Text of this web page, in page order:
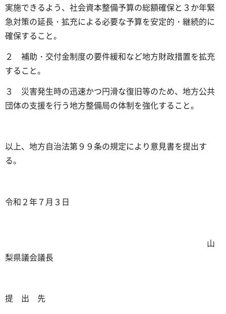
実施できるよう、社会資本整備予算の総額確保と３か年緊
急対策の延長・拡充による必要な予算を安定的・継続的に
確保すること。
２ 補助・交付金制度の要件緩和など地方財政措置を拡充
すること。
３ 災害発生時の迅速かつ円滑な復旧等のため、地方公共
団体の支援を行う地方整備局の体制を強化すること。
以上、地方自治法第９９条の規定により意見書を提出す
る。
令和２年７月３日
山
梨県議会議長
提 出 先